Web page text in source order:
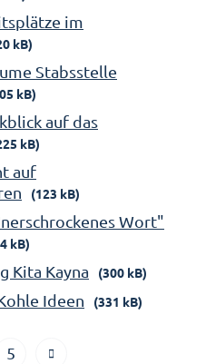
im
kB)
Stabsstelle
kB)
auf das
kB)
auf
(123 kB)
Wort"
kB)
Kita Kayna (300 kB)
Ideen (331 kB)
5